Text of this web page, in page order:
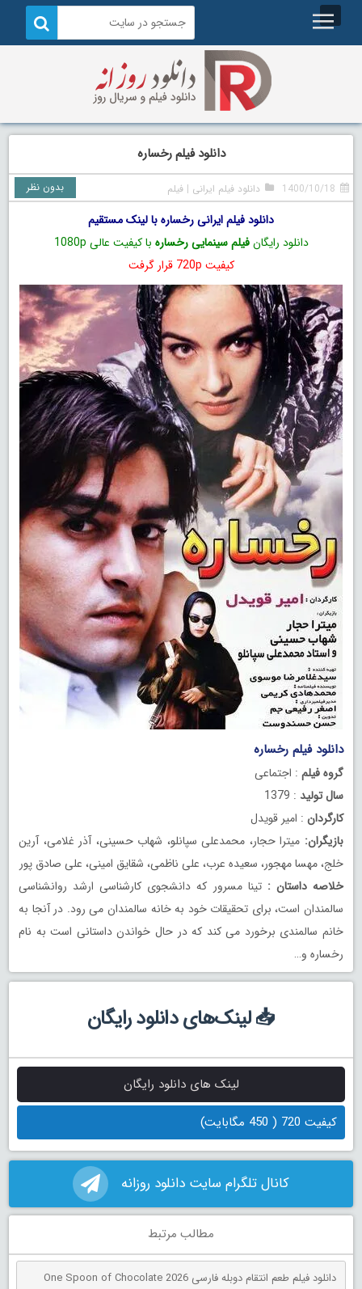
دانلود فیلم رخساره
1400/10/18 دانلود فیلم ایرانی |فیلم بدون نظر
دانلود فیلم ایرانی رخساره با لینک مستقیم
دانلود رایگانفیلم سینمایی رخساره با کیفیت عالی 1080p
کیفیت 720p قرار گرفت
دانلود فیلم رخساره
گروه فیلم : اجتماعی
سال تولید : 1379
کارگردان : امیر قویدل
بازیگران: میترا حجار، محمدعلی سپانلو، شهاب حسینی، آذر غلامی، آرین
خلج، مهسا مهجور، سعیده عرب، علی ناظمی، شقایق امینی، علی صادق پور
خلاصه داستان : تینا مسرور که دانشجوی کارشناسی ارشد روانشناسی
سالمندان است، برای تحقیقات خود به خانه سالمندان می رود. در آنجا به
خانم سالمندی برخورد می کند که در حال خواندن داستانی است به نام
رخساره و…
📥 لینک‌های دانلود رایگان
لینک های دانلود رایگان
کیفیت 720 ( 450 مگابایت)
کانال تلگرام سایت دانلود روزانه
مطالب مرتبط
دانلود فیلم طعم انتقام دوبله فارسی One Spoon of Chocolate 2026